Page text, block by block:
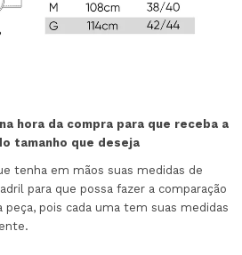
hora da compra para que receba a
tamanho que deseja
tenha em mãos suas medidas de
para que possa fazer a comparação
peça, pois cada uma tem suas medidas